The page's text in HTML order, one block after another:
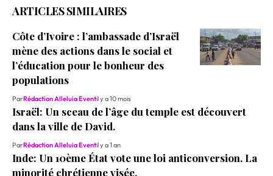
ARTICLES SIMILAIRES
Côte d’Ivoire : l’ambassade d’Israël
mène des actions dans le social et
l’éducation pour le bonheur des
populations
ParRédaction Alleluia Eventil y a 10 mois
Israël: Un sceau de l’âge du temple est découvert
dans la ville de David.
ParRédaction Alleluia Eventil y a 1 an
Inde: Un 10ème État vote une loi anticonversion. La
minorité chrétienne visée.